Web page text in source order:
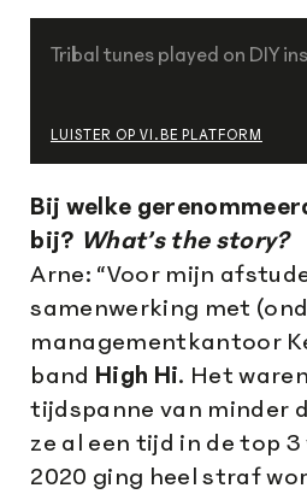
LUISTER OP VI.BE PLATFORM
Bij welke
bij? What’s the story?
Arne: “Voor mijn
samenwerking met
managementkantoor
band High Hi. Het
tijdspanne van minder
ze al een tijd in de top
2020 ging heel straf